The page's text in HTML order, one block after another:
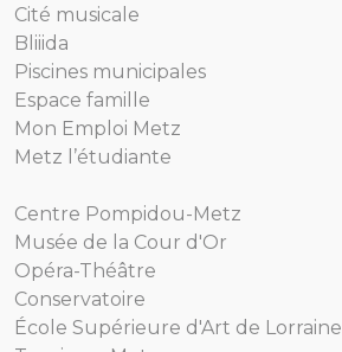
Cité musicale
Bliiida
Piscines municipales
Espace famille
Mon Emploi Metz
Metz l’étudiante
Centre Pompidou-Metz
Musée de la Cour d'Or
Opéra-Théâtre
Conservatoire
École Supérieure d'Art de Lorraine